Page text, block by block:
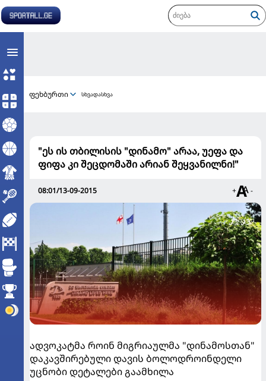
ფეხბურთი სხვადასხვა
"ეს ის თბილისის "დინამო" არაა, უეფა და
ფიფა კი შეცდომაში არიან შეყვანილნი!"
08:01/13-09-2015 + -
ადვოკატმა როინ მიგრიაულმა "დინამოსთან"
დაკავშირებული დავის ბოლოდროინდელი
უცნობი დეტალები გაამხილა